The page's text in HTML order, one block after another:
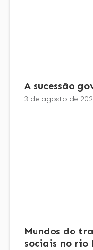
A sucessão
3 de agosto de
Mundos do
sociais no rio